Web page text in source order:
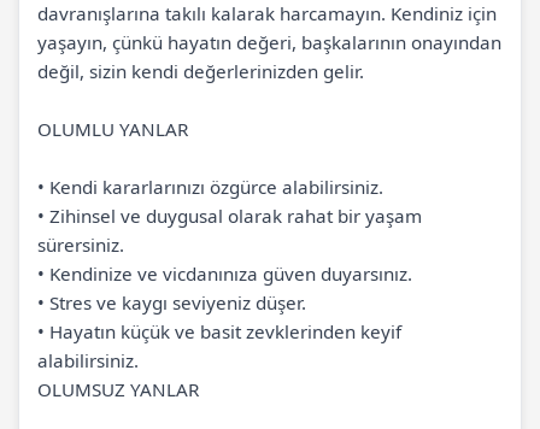
davranışlarına takılı kalarak harcamayın. Kendiniz için
yaşayın, çünkü hayatın değeri, başkalarının onayından
değil, sizin kendi değerlerinizden gelir.
OLUMLU YANLAR
• Kendi kararlarınızı özgürce alabilirsiniz.
• Zihinsel ve duygusal olarak rahat bir yaşam
sürersiniz.
• Kendinize ve vicdanınıza güven duyarsınız.
• Stres ve kaygı seviyeniz düşer.
• Hayatın küçük ve basit zevklerinden keyif
alabilirsiniz.
OLUMSUZ YANLAR